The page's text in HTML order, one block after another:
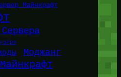
Майнкрафт
Моджанг